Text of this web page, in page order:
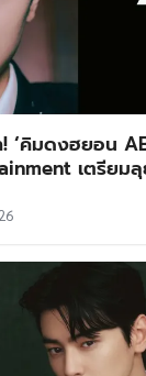
! ‘คิมดงฮยอน
เตรียม